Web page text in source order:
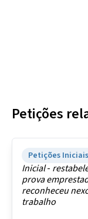
Petições
Petições Iniciais
Inicial-
prova
reconheceu
trabalho